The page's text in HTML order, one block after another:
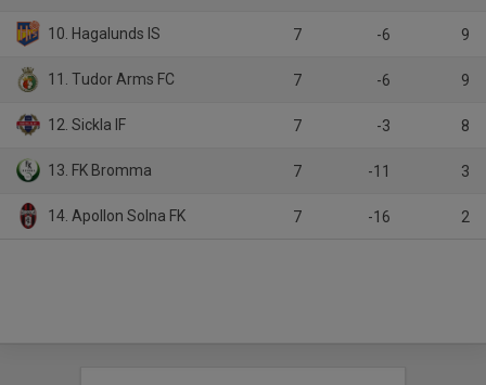
10. Hagalunds IS 7 -6 9
11. Tudor Arms FC 7 -6 9
12. Sickla IF 7 -3 8
13. FK Bromma 7 -11 3
14. Apollon Solna FK 7 -16 2